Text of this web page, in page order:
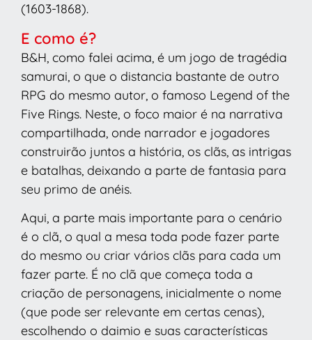
(1603-1868).
E como é?
B&H, como falei acima, é um jogo de tragédia
samurai, o que o distancia bastante de outro
RPG do mesmo autor, o famoso Legend of the
Five Rings. Neste, o foco maior é na narrativa
compartilhada, onde narrador e jogadores
construirão juntos a história, os clãs, as intrigas
e batalhas, deixando a parte de fantasia para
seu primo de anéis.
Aqui, a parte mais importante para o cenário
é o clã, o qual a mesa toda pode fazer parte
do mesmo ou criar vários clãs para cada um
fazer parte. É no clã que começa toda a
criação de personagens, inicialmente o nome
(que pode ser relevante em certas cenas),
escolhendo o daimio e suas características